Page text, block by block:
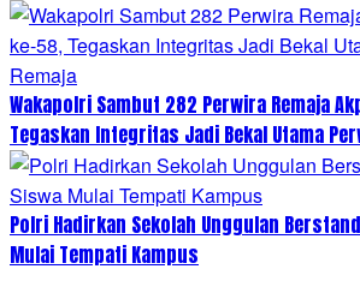
Wakapolri Sambut 282 Perwira Remaja
Tegaskan Integritas Jadi Bekal Utama
Polri Hadirkan Sekolah Unggulan
Mulai Tempati Kampus